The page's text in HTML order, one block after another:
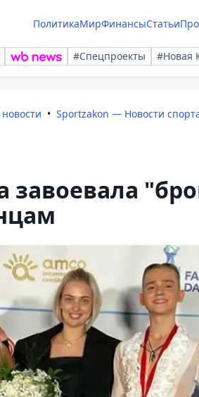
ПолитикаМирФинансыСтатьи
#Спецпроекты #Новая
Sportzakon — Новости
завоевала